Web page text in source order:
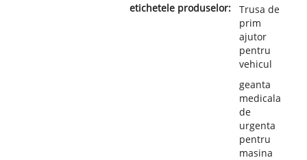
etichetele produselor:
Trusa de
prim
ajutor
pentru
vehicul
geanta
medicala
de
urgenta
pentru
masina